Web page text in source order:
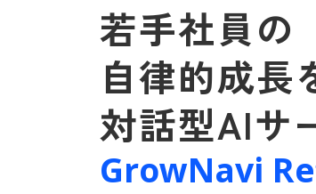
若手社員の
自律的成長
対話型AIサ
GrowNavi